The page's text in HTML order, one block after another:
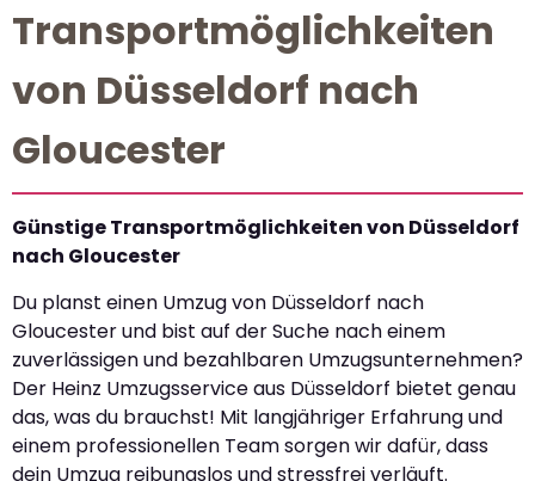
Transportmöglichkeiten
von Düsseldorf nach
Gloucester
Günstige Transportmöglichkeiten von Düsseldorf
nach Gloucester
Du planst einen Umzug von Düsseldorf nach
Gloucester und bist auf der Suche nach einem
zuverlässigen und bezahlbaren Umzugsunternehmen?
Der Heinz Umzugsservice aus Düsseldorf bietet genau
das, was du brauchst! Mit langjähriger Erfahrung und
einem professionellen Team sorgen wir dafür, dass
dein Umzug reibungslos und stressfrei verläuft.